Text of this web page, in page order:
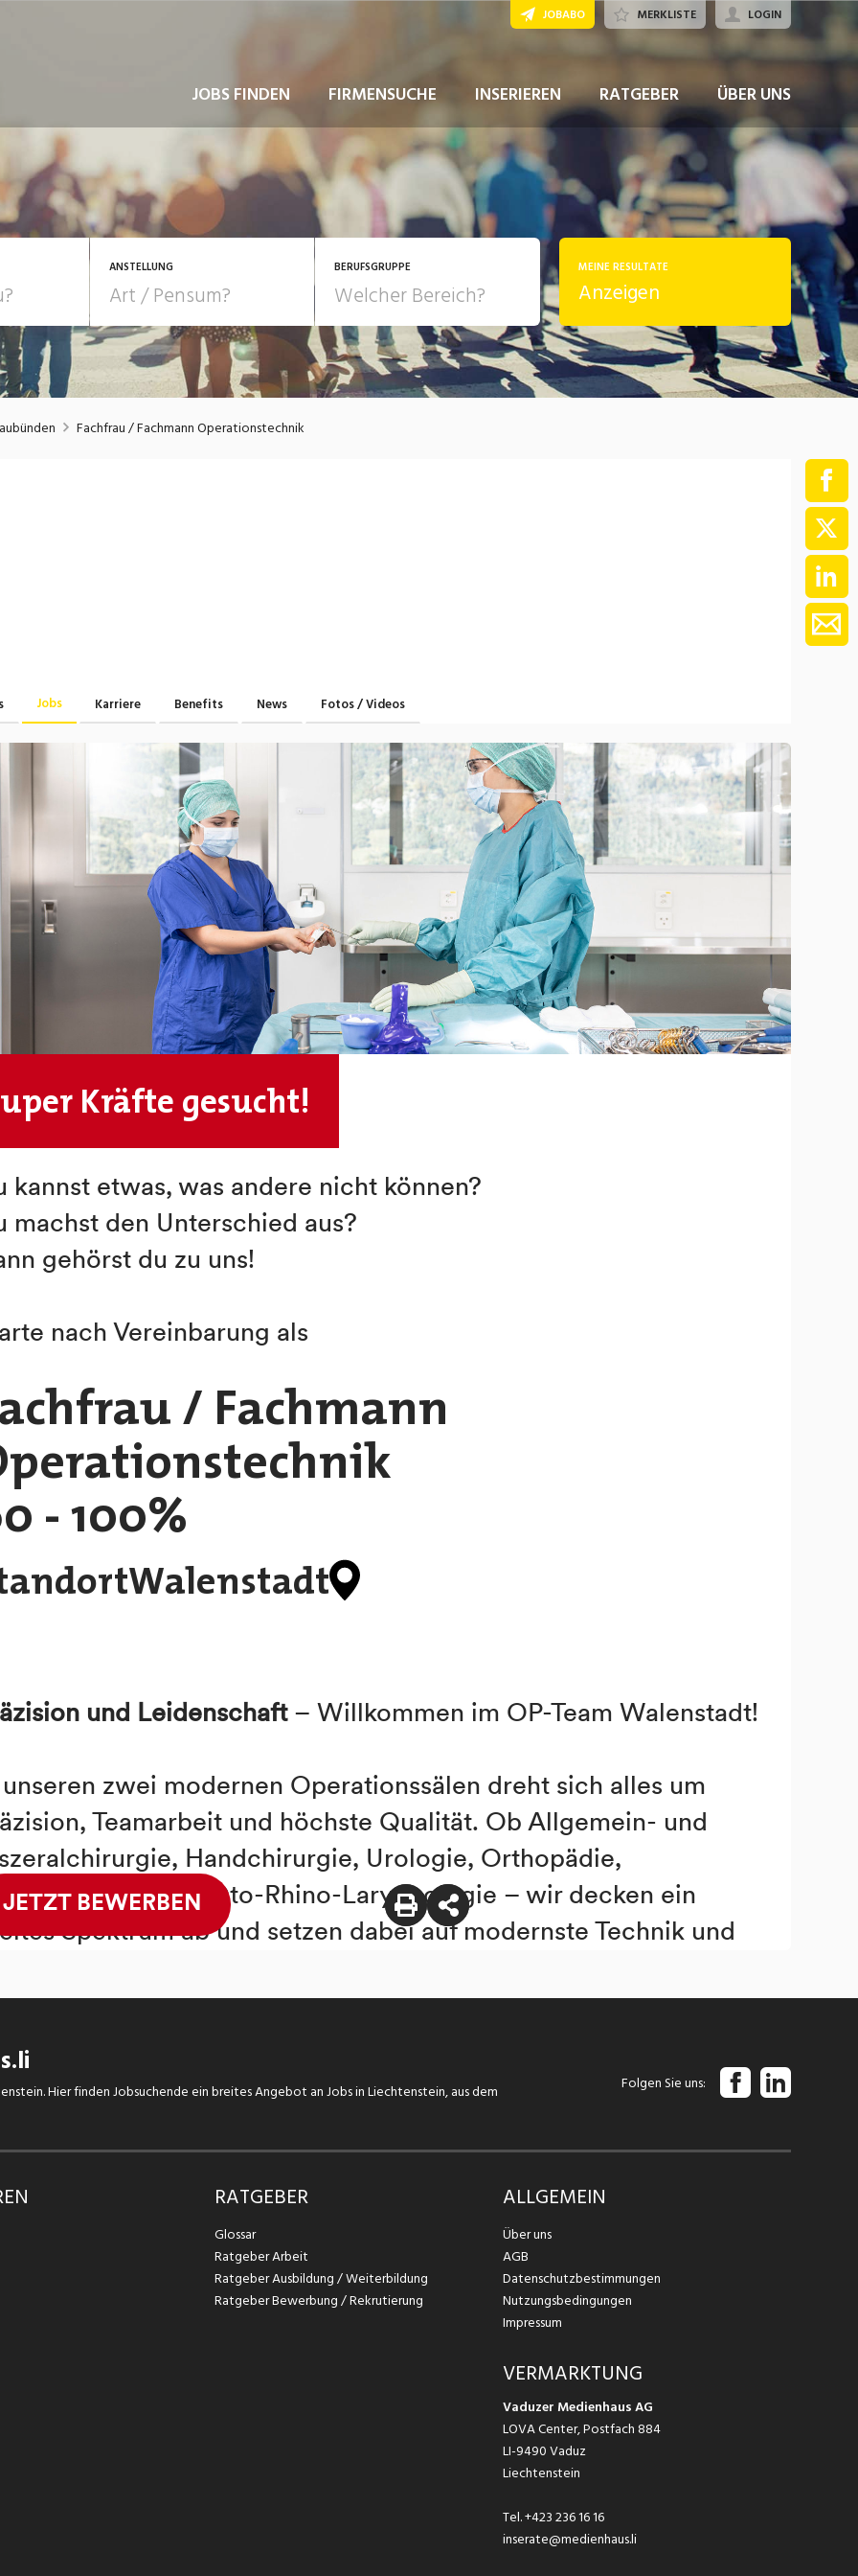
JOBS FINDEN FIRMENSUCHE INSERIEREN RATGEBER ÜBER UNS
JOBABO MERKLISTE LOGIN
ANSTELLUNG
10-100%Pensum
Temporär (befristet)
POSITION
BERUFSGRUPPE
Handwerk, Elektro Bildung, Kunst, Design, Soziale
Berufe, Sport
Human Resources Einkauf, Logistik, Transport,
Handel, Kundenberatung,
MEINE RESULTATE
Anzeigen
Fachfrau / Fachmann Operationstechnik
JETZT BEWERBEN
Jobs Karriere Benefits News Fotos / Videos
Hier finden Jobsuchende ein breites Angebot an Jobs in Liechtenstein, aus dem
Folgen Sie uns
RATGEBER
Glossar
Ratgeber Arbeit
Ratgeber Ausbildung / Weiterbildung
Ratgeber Bewerbung / Rekrutierung
ALLGEMEIN
Über uns
AGB
Datenschutzbestimmungen
Nutzungsbedingungen
Impressum
VERMARKTUNG
Vaduzer Medienhaus AG
LOVA Center, Postfach 884
LI-9490 Vaduz
Liechtenstein
Tel.+423 236 16 16
inserate@medienhaus.li